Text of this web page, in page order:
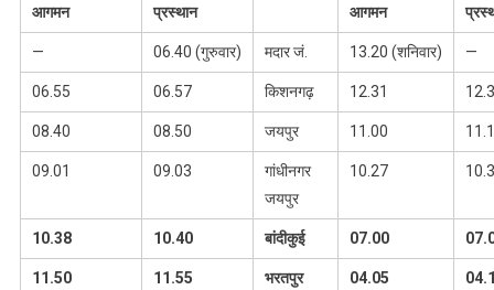
आगमन प्रस्थान आगमन
— 06.40 (गुरुवार) मदार जं. 13.20 (शनिवार) —
06.55 06.57 किशनगढ़ 12.31
08.40 08.50 जयपुर 11.00
09.01 09.03
गांधीनगर
जयपुर
10.27
10.38 10.40 बांदीकुई 07.00
11.50 11.55 भरतपुर 04.05